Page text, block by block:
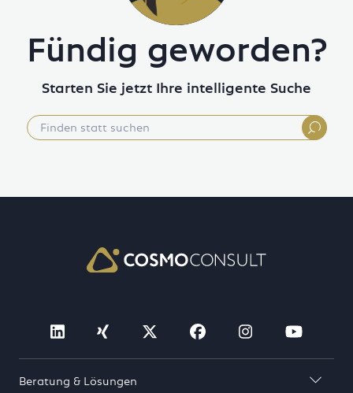
Fündig geworden?
Starten Sie jetzt Ihre intelligente Suche
Besuche Cosmo Consult auf linkedin
Besuche Cosmo Consult auf
Besuche Cosmo Consult
Besuche Cosmo
Besuche

Beratung & Lösungen